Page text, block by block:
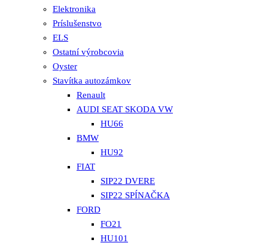
Elektronika
Príslušenstvo
ELS
Ostatní výrobcovia
Oyster
Stavítka autozámkov
Renault
AUDI SEAT SKODA VW
HU66
BMW
HU92
FIAT
SIP22 DVERE
SIP22 SPÍNAČKA
FORD
FO21
HU101